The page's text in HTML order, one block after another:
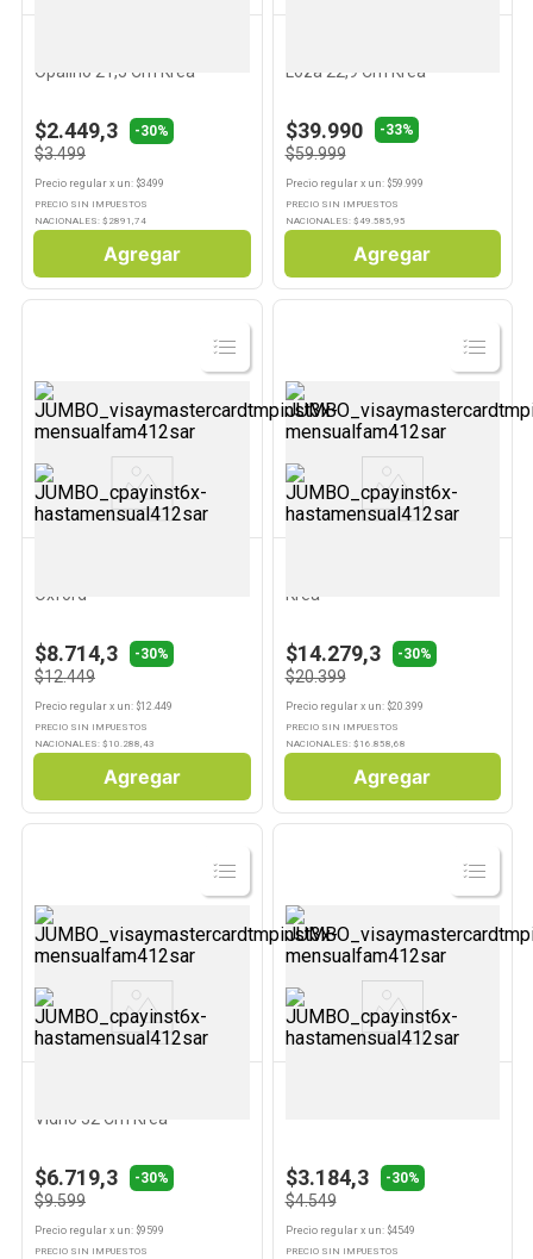
Opalino 21,5 Cm Krea
$2.449,3 -30%
$3.499
Precio regular x un: $3499
PRECIO SIN IMPUESTOS
NACIONALES: $ 2891,74
Agregar
Loza 22,9 Cm Krea
$39.990 -33%
$59.999
Precio regularx un: $59.999
PRECIO SIN IMPUESTOS
NACIONALES: $49.585,95
Agregar
Ver
Producto
Oxford
$8.714,3 -30%
$12.449
Precio regular x un: $12.449
PRECIO SIN IMPUESTOS
NACIONALES: $ 10.288,43
Agregar
Ver
Producto
Krea
$14.279,3 -30%
$20.399
Precio regularx un: $20.399
PRECIO SIN IMPUESTOS
NACIONALES: $ 16.858,68
Agregar
Ver
Producto
Vidrio 32 Cm Krea
$6.719,3 -30%
$9.599
Precio regular x un: $9599
PRECIO SIN IMPUESTOS
Ver
Producto
$3.184,3 -30%
$4.549
Precio regularx un: $4549
PRECIO SIN IMPUESTOS